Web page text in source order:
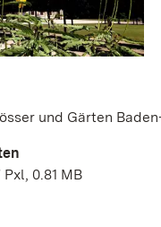
und Gärten
0.81 MB